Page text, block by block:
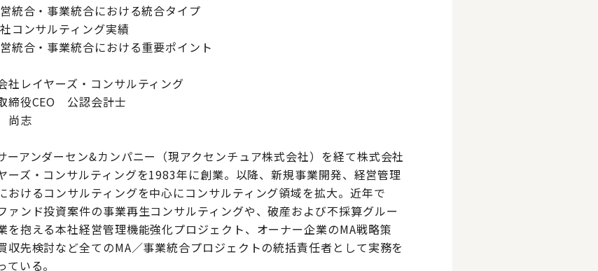
統合・事業統合における統合タイプ
コンサルティング実績
統合・事業統合における重要ポイント
社レイヤーズ・コンサルティング
締役CEO 公認会計士
尚志
ーアンダーセン&カンパニー（現アクセンチュア株式会社）を経て株式会社
ーズ・コンサルティングを1983年に創業。以降、新規事業開発、経営管理
おけるコンサルティングを中心にコンサルティング領域を拡大。近年で
ァンド投資案件の事業再生コンサルティングや、破産および不採算グルー
を抱える本社経営管理機能強化プロジェクト、オーナー企業のMA戦略策
収先検討など全てのMA／事業統合プロジェクトの統括責任者として実務を
ている。